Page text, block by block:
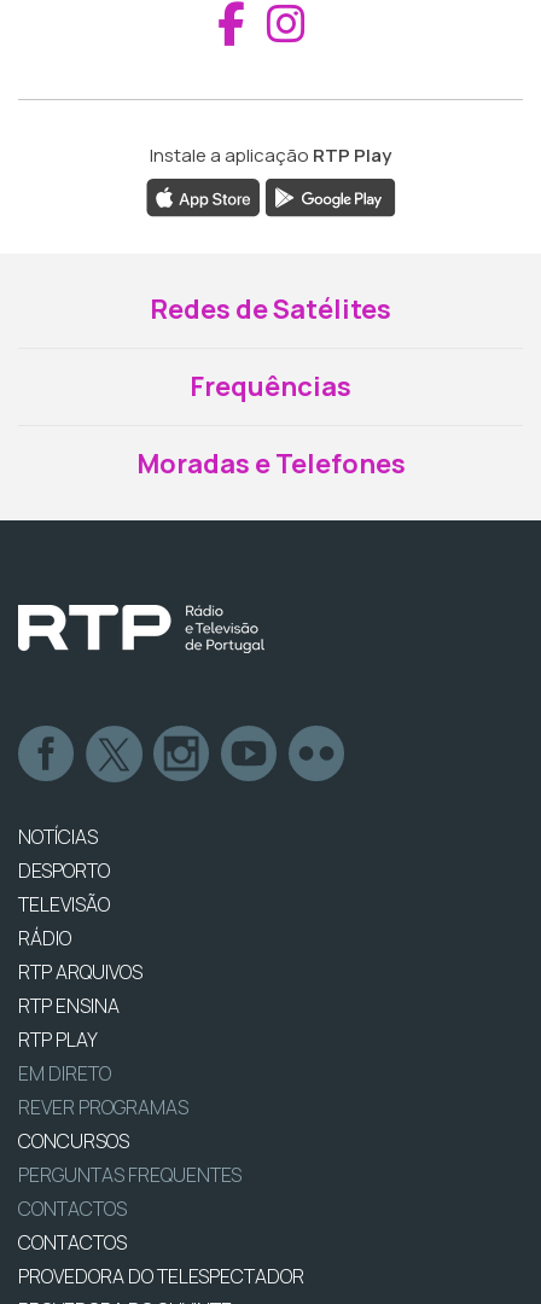
Aceder ao
Instale a aplicação RTP Play
Redes de Satélites
Frequências
Moradas e Telefones
NOTÍCIAS
DESPORTO
TELEVISÃO
RÁDIO
RTP ARQUIVOS
RTP ENSINA
RTP PLAY
EM DIRETO
REVER PROGRAMAS
CONCURSOS
PERGUNTAS FREQUENTES
CONTACTOS
CONTACTOS
PROVEDORA DO TELESPECTADOR